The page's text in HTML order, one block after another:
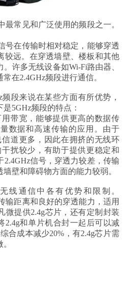
最常见和广泛使用的频段之一。
号在传输时相对稳定，能够穿透
较远。在穿透墙壁、楼板和其他
许多无线设备如Wi-Fi路由器、
在2.4GHz频段进行通信。
段来说在某些方面有所优势，
5GHz频段的特点：
带宽，能够提供更高的数据传
数据和高速传输的应用。由于
道更多，因此在拥挤的无线环
扰较少，有助于提供更稳定和
信号，穿透力较差，传输
壁和障碍物方面的能力较弱。
线通信中各有优势和限制。
输距离和良好的穿透能力，适用
微提供2.4g芯片，还有定制封装
2.4g和单片机合封一起后可以减
合成本减少20%，有2.4g芯片需